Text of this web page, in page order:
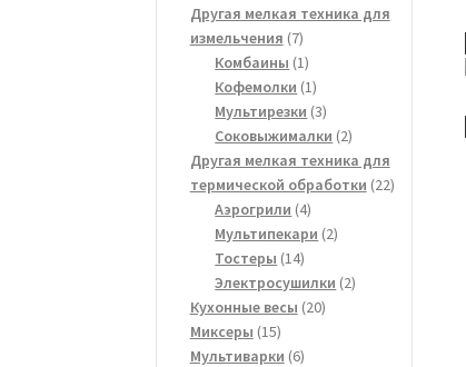
товаров
Другая мелкая техника для
измельчения 77
товаров
Комбаины 11
товар
Кофемолки 11
товар
Мультирезки 33
товара
Соковыжималки 22
товара
Другая мелкая техника для
термической обработки 2222
Аэрогрили 44
товара
Мультипекари 22
Тостеры 1414
товаров
Электросушилки 22
Кухонные весы 2020
Миксеры 1515
товаров
Мультиварки 66